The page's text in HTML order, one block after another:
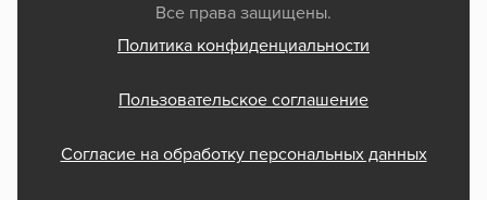
Все права защищены.
Политика конфиденциальности
Пользовательское соглашение
Согласие на обработку персональных данных